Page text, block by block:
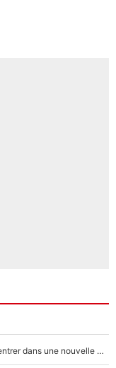
F1 - Alpine signe un accord «impensable» et va entrer dans une nouvelle dimension : Grande nouvelle pour Pierre Gasly !